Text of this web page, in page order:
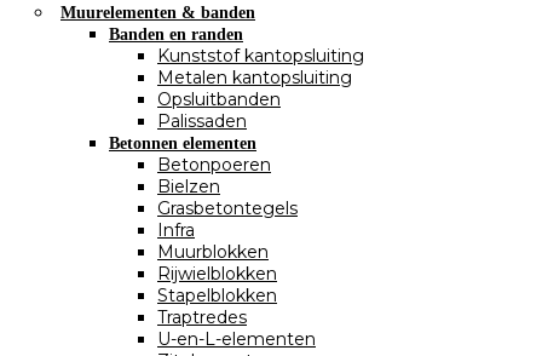
Muurelementen & banden
Banden en randen
Kunststof kantopsluiting
Metalen kantopsluiting
Opsluitbanden
Palissaden
Betonnen elementen
Betonpoeren
Bielzen
Grasbetontegels
Infra
Muurblokken
Rijwielblokken
Stapelblokken
Traptredes
U-en-L-elementen